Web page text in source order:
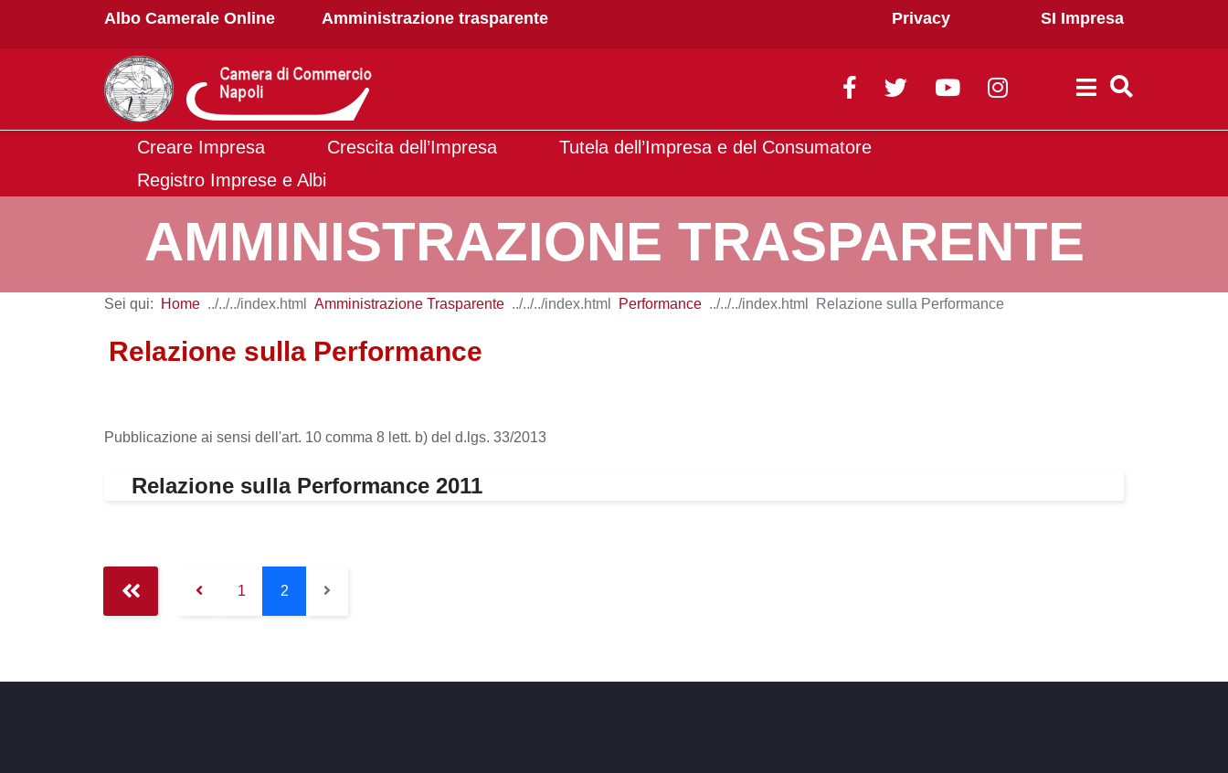
Albo Camerale Online Amministrazione trasparente Privacy SI Impresa
Creare Impresa Crescita dell’Impresa
Tutela dell’Impresa e del Consumatore
Registro Imprese e Albi
AMMINISTRAZIONE TRASPARENTE
Sei qui: Home Amministrazione Trasparente Performance Relazione sulla Performance
Relazione sulla Performance
Pubblicazione ai sensi dell'art. 10 comma 8 lett. b) del d.lgs. 33/2013
Relazione sulla Performance 2011
1 2